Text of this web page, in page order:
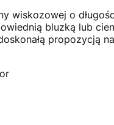
wiskozowej o
bluzką lub
propozycją